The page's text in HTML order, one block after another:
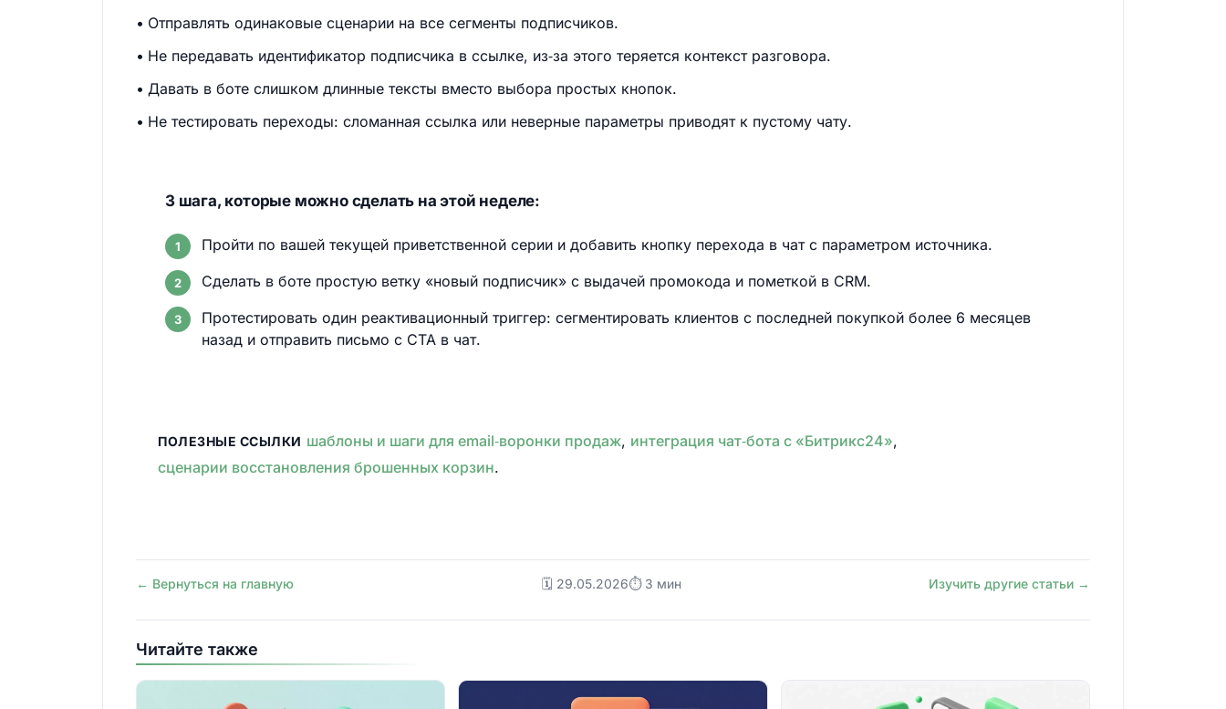
Отправлять одинаковые сценарии на все сегменты подписчиков.
Не передавать идентификатор подписчика в ссылке, из‑за этого теряется контекст разговора.
Давать в боте слишком длинные тексты вместо выбора простых кнопок.
Не тестировать переходы: сломанная ссылка или неверные параметры приводят к пустому чату.
3 шага, которые можно сделать на этой неделе:
Пройти по вашей текущей приветственной серии и добавить кнопку перехода в чат с параметром источника.
Сделать в боте простую ветку «новый подписчик» с выдачей промокода и пометкой в CRM.
Протестировать один реактивационный триггер: сегментировать клиентов с последней покупкой более 6 месяцев
назад и отправить письмо с CTA в чат.
ПОЛЕЗНЫЕ ССЫЛКИ шаблоны и шаги для email‑воронки продаж, интеграция чат‑бота с «Битрикс24»,
сценарии восстановления брошенных корзин.
← Вернуться на главную 🗓️ 29.05.2026⏱ 3 мин Изучить другие статьи →
Читайте также